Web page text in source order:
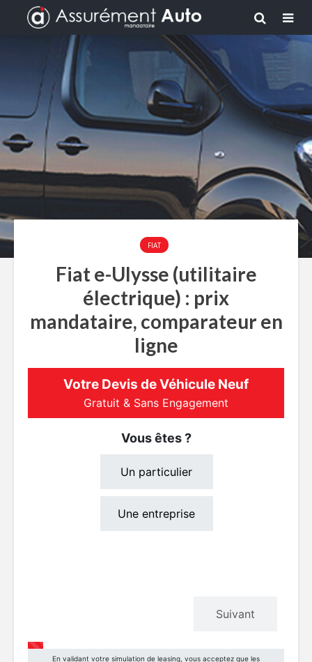
FIAT
Fiat e-Ulysse (utilitaire
électrique) : prix
mandataire, comparateur en
ligne